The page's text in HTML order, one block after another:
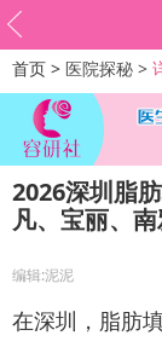
首页 > 医院探秘 >
2026深圳脂
凡、宝丽、
编辑:泥泥
在深圳，脂肪